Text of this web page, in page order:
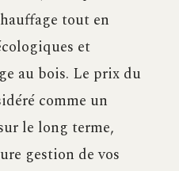
tout en
et
au bois. Le prix du
comme un
le long terme,
gestion de vos